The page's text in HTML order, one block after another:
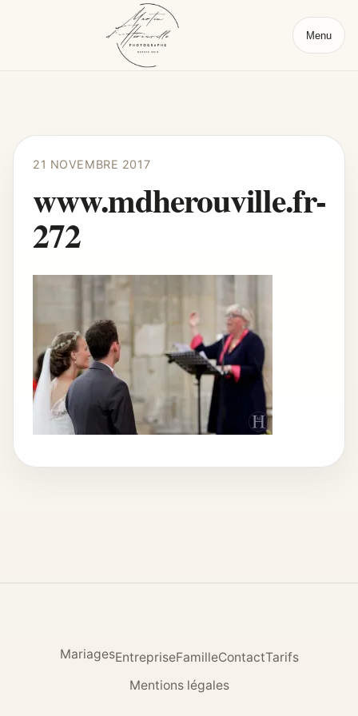
Menu
21 NOVEMBRE 2017
www.mdherouville.fr-
272
MariagesEntrepriseFamilleContactTarifs
Mentions légales